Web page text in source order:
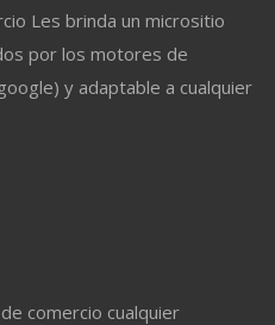
Les brinda un micrositio
por los motores de
y adaptable a cualquier
comercio cualquier